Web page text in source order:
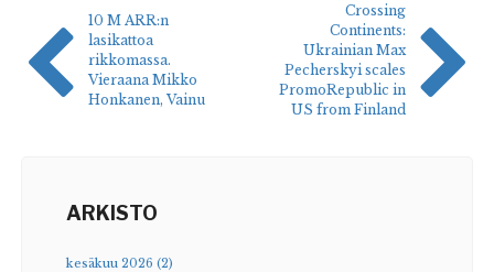
10 M ARR:n
lasikattoa
rikkomassa.
Vieraana Mikko
Honkanen, Vainu
Crossing
Continents:
Ukrainian Max
Pecherskyi scales
PromoRepublic in
US from Finland
ARKISTO
kesäkuu 2026 (2)